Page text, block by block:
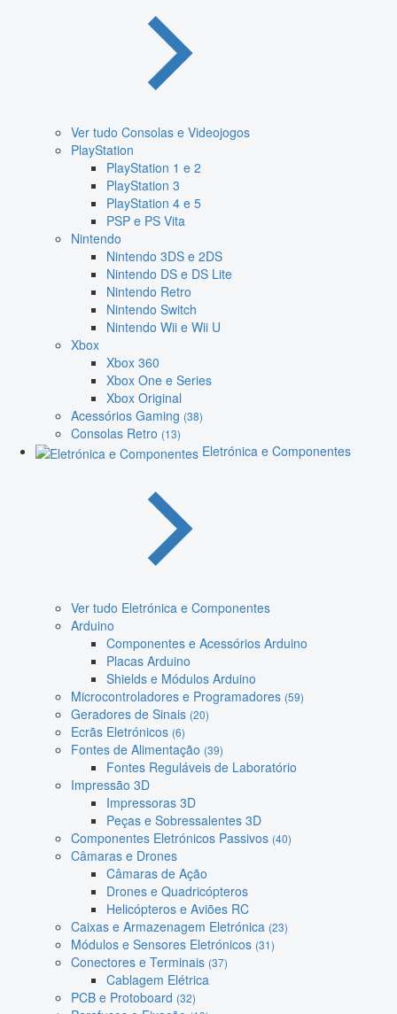
Ver tudo Consolas e Videojogos
PlayStation
PlayStation 1 e 2
PlayStation 3
PlayStation 4 e 5
PSP e PS Vita
Nintendo
Nintendo 3DS e 2DS
Nintendo DS e DS Lite
Nintendo Retro
Nintendo Switch
Nintendo Wii e Wii U
Xbox
Xbox 360
Xbox One e Series
Xbox Original
Acessórios Gaming (38)
Consolas Retro (13)
Eletrónica e Componentes
Ver tudo Eletrónica e Componentes
Arduino
Componentes e Acessórios Arduino
Placas Arduino
Shields e Módulos Arduino
Microcontroladores e Programadores (59)
Geradores de Sinais (20)
Ecrãs Eletrónicos (6)
Fontes de Alimentação (39)
Fontes Reguláveis de Laboratório
Impressão 3D
Impressoras 3D
Peças e Sobressalentes 3D
Componentes Eletrónicos Passivos (40)
Câmaras e Drones
Câmaras de Ação
Drones e Quadricópteros
Helicópteros e Aviões RC
Caixas e Armazenagem Eletrónica (23)
Módulos e Sensores Eletrónicos (31)
Conectores e Terminais (37)
Cablagem Elétrica
PCB e Protoboard (32)